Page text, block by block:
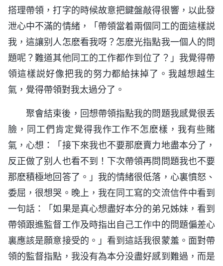
搭理帶領，打字的時候故意把鍵盤敲得很響，以此發
泄心中不滿的情緒，「帶領當着兩個同工的面這樣説
我，這讓别人怎麽看我呀？怎麽光指點我一個人的問
題呢？難道其他同工的工作都作到位了？」我覺得帶
領這樣説好像把我的努力都給抹掉了。我越想越生
氣，覺得帶領對我太過分了。
聚會結束後，回想帶領指點我的問題我感覺很丢
臉，同工們肯定覺得我作工作不怎麽樣，我有些賭
氣，心想：「接下來我也不要那麽賣力地盡本分了，
反正做了别人也看不到！下次帶領再問問題我也不要
那麽積極地回答了。」我的情緒很低落，心裏憤怒、
委屈，很想哭。晚上，我在同工寫的交流信件中看到
一句話：「如果是真心想盡好本分的弟兄姊妹，看到
帶領跟進監督工作及時指出自己工作中的問題偏差心
裏應該是願意接受的。」看到這話我很蒙羞。面對帶
領的監督指點，我没有為本分没盡好感到難過，而是